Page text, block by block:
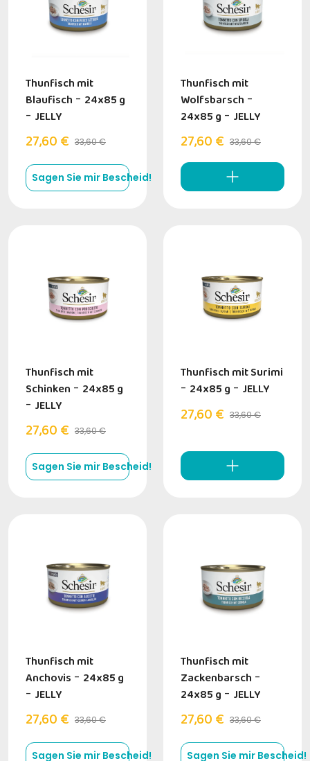
Thunfisch mit
Blaufisch - 24x85 g
- JELLY
27,60 € 33,60 €
Sagen Sie mir Bescheid!
Thunfisch mit
Wolfsbarsch -
24x85 g - JELLY
27,60 € 33,60 €
Thunfisch mit
Schinken - 24x85 g
- JELLY
27,60 € 33,60 €
Sagen Sie mir Bescheid!
Thunfisch mit Surimi
- 24x85 g - JELLY
27,60 € 33,60 €
Thunfisch mit
Anchovis - 24x85 g
- JELLY
27,60 € 33,60 €
Sagen Sie mir Bescheid!
Thunfisch mit
Zackenbarsch -
24x85 g - JELLY
27,60 € 33,60 €
Sagen Sie mir Bescheid!